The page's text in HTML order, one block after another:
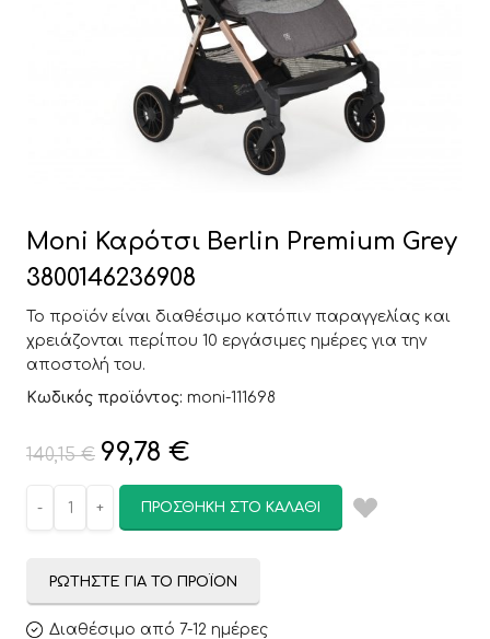
Moni Καρότσι Berlin Premium Grey
3800146236908
Το προϊόν είναι διαθέσιμο κατόπιν παραγγελίας και
χρειάζονται περίπου 10 εργάσιμες ημέρες για την
αποστολή του.
Κωδικός προϊόντος: moni-111698
140,15€ 99,78 €
ΠΡΟΣΘΉΚΗ ΣΤΟ ΚΑΛΆΘΙ
ΡΩΤΉΣΤΕ ΓΙΑ ΤΟ ΠΡΟΪΌΝ
Διαθέσιμο από 7-12 ημέρες